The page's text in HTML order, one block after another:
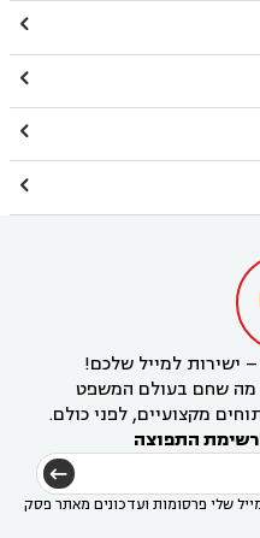




ישירות למייל שלכם!
מה שחם בעולם המשפט
מקצועיים, לפני כולם.
התפוצה
שלי פרסומות ועדכונים מאתר פסק